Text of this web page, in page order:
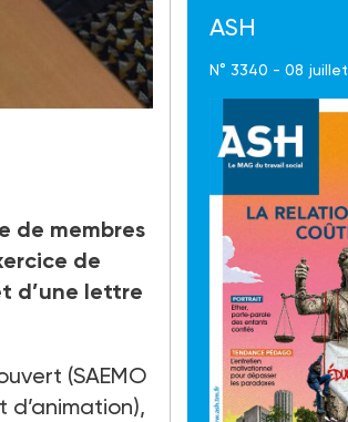
de membres
de
d’une lettre
(SAEMO
d’animation),
ASH
N° 3340 - 08 juillet